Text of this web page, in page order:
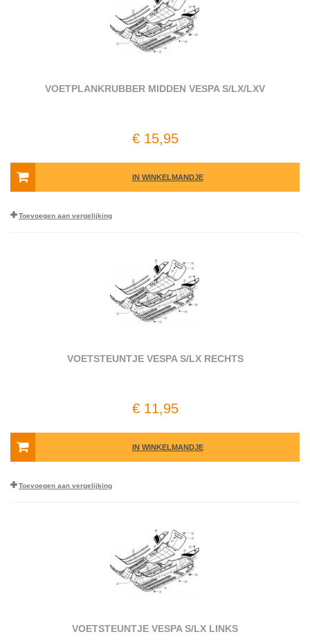
VOETPLANKRUBBER MIDDEN VESPA S/LX/LXV
€ 15,95
IN WINKELMANDJE
Toevoegen aan vergelijking
VOETSTEUNTJE VESPA S/LX RECHTS
€ 11,95
IN WINKELMANDJE
Toevoegen aan vergelijking
VOETSTEUNTJE VESPA S/LX LINKS